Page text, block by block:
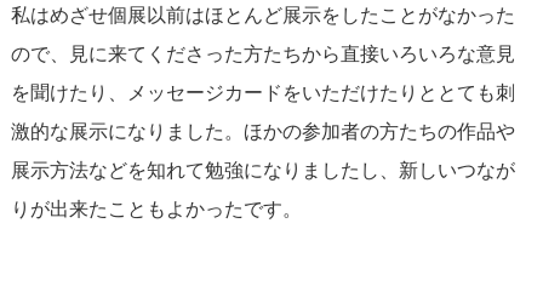
私はめざせ個展以前はほとんど展示をしたことがなかった
ので、見に来てくださった方たちから直接いろいろな意見
を聞けたり、メッセージカードをいただけたりととても刺
激的な展示になりました。ほかの参加者の方たちの作品や
展示方法などを知れて勉強になりましたし、新しいつなが
りが出来たこともよかったです。